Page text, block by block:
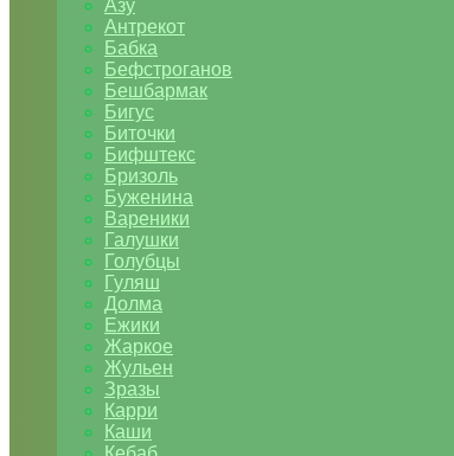
Азу
Антрекот
Бабка
Бефстроганов
Бешбармак
Бигус
Биточки
Бифштекс
Бризоль
Буженина
Вареники
Галушки
Голубцы
Гуляш
Долма
Ежики
Жаркое
Жульен
Зразы
Карри
Каши